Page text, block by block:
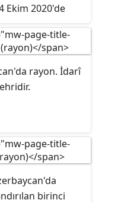
Ekim 2020'de
işgalinden
rayon. İdarî
birinci